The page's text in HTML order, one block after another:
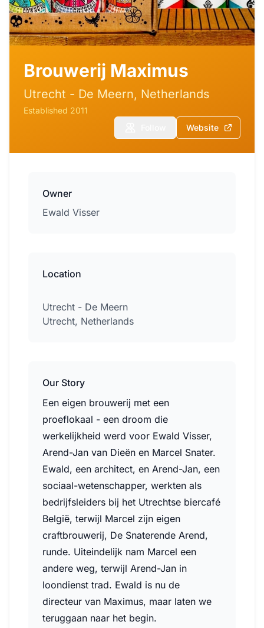
Brouwerij Maximus
Utrecht - De Meern, Netherlands
Established 2011
Website
Owner
Ewald Visser
Location
Utrecht - De Meern
Utrecht, Netherlands
Our Story
Een eigen brouwerij met een
proeflokaal - een droom die
werkelijkheid werd voor Ewald Visser,
Arend-Jan van Dieën en Marcel Snater.
Ewald, een architect, en Arend-Jan, een
sociaal-wetenschapper, werkten als
bedrijfsleiders bij het Utrechtse biercafé
België, terwijl Marcel zijn eigen
craftbrouwerij, De Snaterende Arend,
runde. Uiteindelijk nam Marcel een
andere weg, terwijl Arend-Jan in
loondienst trad. Ewald is nu de
directeur van Maximus, maar laten we
teruggaan naar het begin.